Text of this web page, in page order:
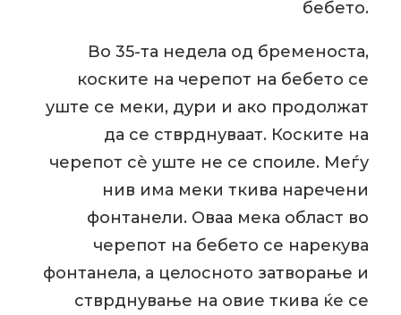
бебето.
Во 35-та недела од бременоста,
коските на черепот на бебето се
уште се меки, дури и ако продолжат
да се стврднуваат. Коските на
черепот сè уште не се споиле. Меѓу
нив има меки ткива наречени
фонтанели. Оваа мека област во
черепот на бебето се нарекува
фонтанела, а целосното затворање и
стврднување на овие ткива ќе се